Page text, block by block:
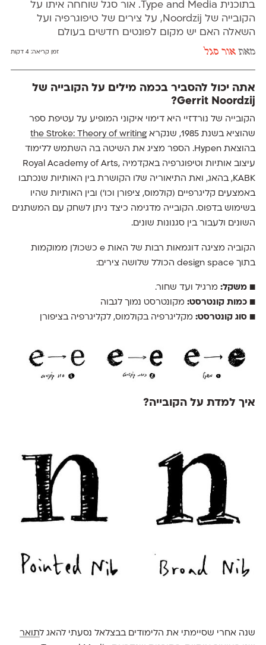
בתוכנית Type and Media. אור סגל שוחחה איתו על
הקובייה של Noordzij, על צירים של טיפוגרפיה ועל
השאלה האם יש מקום לפונטים חדשים בעולם
מאת אור סגל זמן קריאה:4 דקות
אתה יכול להסביר בכמה מילים על הקובייה של
Gerrit Noordzij?
הקובייה של נורדזיי היא דימוי איקוני המופיע על עטיפת ספר
שהוציא בשנת 1985, שנקרא
the Stroke: Theory of writing
בהוצאת Hypen. הספר מציג את השיטה בה השתמש ללימוד
עיצוב אותיות וטיפוגרפיה באקדמיה Royal Academy of Arts,
KABK, בהאג, ואת התיאוריה שלו הקושרת בין האותיות שנכתבו
באמצעים קליגרפיים (קולמוס, ציפורן וכו׳) ובין האותיות שהיו
בשימוש בדפוס. הקובייה מדגימה כיצד ניתן לשחק עם המשתנים
השונים ולעבור בין סגנונות שונים.
הקוביה מציגה דוגמאות רבות של האות e כשכולן ממוקמות
בתוך design space הכולל שלושה צירים:
■ משקל:מרגיל ועד שחור.
■ כמות קונטרסט:מקונטרסט נמוך לגבוה
■ סוג קונטרסט:מקליגרפיה בקולמוס, לקליגרפיה בציפורן
איך למדת על הקובייה?
שנה אחרי שסיימתי את הלימודים בבצלאל נסעתי להאג לתואר